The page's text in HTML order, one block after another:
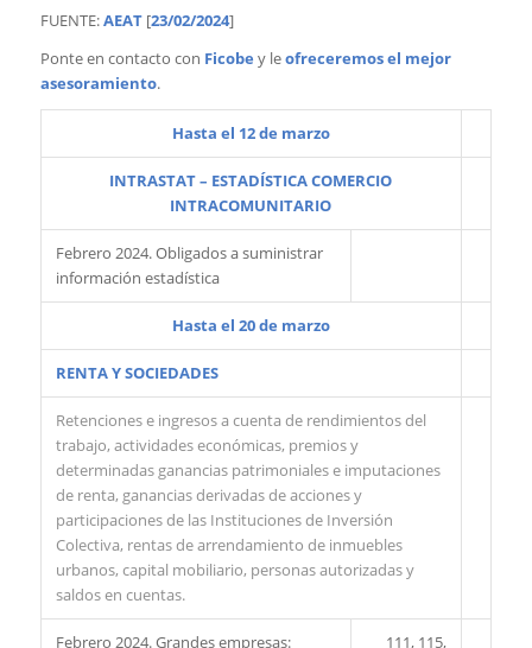
FUENTE:AEAT [23/02/2024]
Ponte en contacto con Ficobe y leofreceremos el mejor
asesoramiento.
Hasta el 12 de marzo
INTRASTAT – ESTADÍSTICA COMERCIO
INTRACOMUNITARIO
Febrero 2024. Obligados a suministrar
información estadística
Hasta el 20 de marzo
RENTA Y SOCIEDADES
Retenciones e ingresos a cuenta de rendimientos del
trabajo, actividades económicas, premios y
determinadas ganancias patrimoniales e imputaciones
de renta, ganancias derivadas de acciones y
participaciones de las Instituciones de Inversión
Colectiva, rentas de arrendamiento de inmuebles
urbanos, capital mobiliario, personas autorizadas y
saldos en cuentas.
Febrero 2024. Grandes empresas:
111, 115,